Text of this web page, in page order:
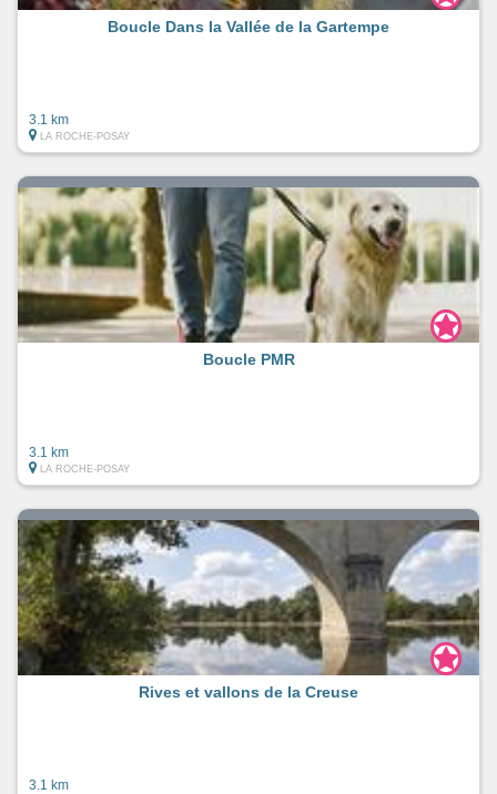
Boucle Dans la Vallée de la Gartempe
3.1 km
LA ROCHE-POSAY
Boucle PMR
3.1 km
LA ROCHE-POSAY
Rives et vallons de la Creuse
3.1 km